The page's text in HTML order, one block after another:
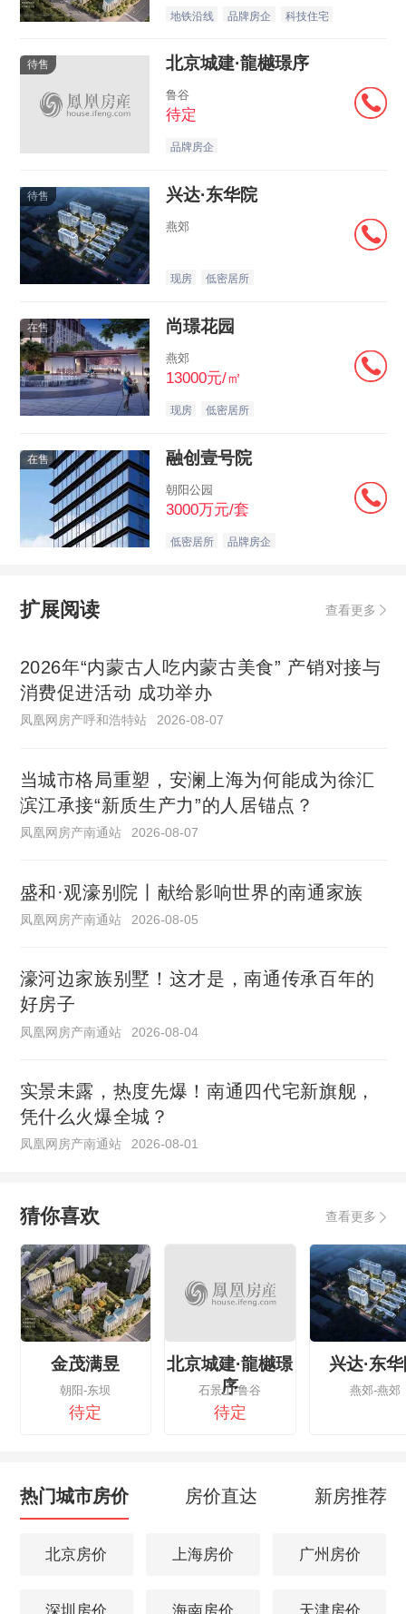
地铁沿线 品牌房企 科技住宅
待售 北京城建·龍樾璟序
鲁谷
待定
品牌房企
待售 兴达·东华院
燕郊
现房 低密居所
在售 尚璟花园
燕郊
13000元/㎡
现房 低密居所
在售 融创壹号院
朝阳公园
3000万元/套
低密居所 品牌房企
扩展阅读 查看更多
2026年“内蒙古人吃内蒙古美食” 产销对接与
消费促进活动 成功举办
凤凰网房产呼和浩特站 2026-08-07
当城市格局重塑，安澜上海为何能成为徐汇
滨江承接“新质生产力”的人居锚点？
凤凰网房产南通站 2026-08-07
盛和·观濠别院丨献给影响世界的南通家族
凤凰网房产南通站 2026-08-05
濠河边家族别墅！这才是，南通传承百年的
好房子
凤凰网房产南通站 2026-08-04
实景未露，热度先爆！南通四代宅新旗舰，
凭什么火爆全城？
凤凰网房产南通站 2026-08-01
猜你喜欢 查看更多
金茂满昱
朝阳-东坝
待定
北京城建·龍樾璟
序
石景山-鲁谷
待定
兴达·东
燕郊-燕郊
热门城市房价 房价直达 新房推荐
北京房价 上海房价 广州房价